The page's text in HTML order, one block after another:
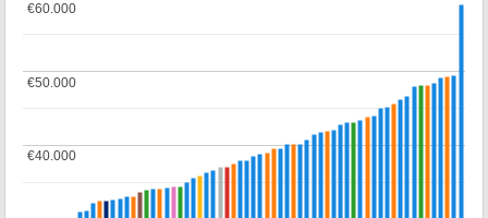
€40.000
€40.000
€50.000
€50.000
€60.000
€60.000